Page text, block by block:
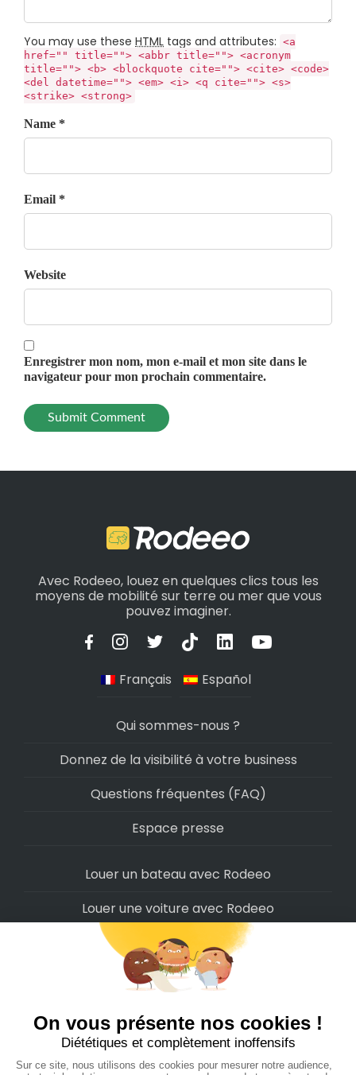
You may use these HTML tags and attributes: <a
href="" title=""> <abbr title=""> <acronym
title=""> <b> <blockquote cite=""> <cite> <code>
<del datetime=""> <em> <i> <q cite=""> <s>
<strike> <strong>
Name *
Email *
Website
Enregistrer mon nom, mon e-mail et mon site dans le
navigateur pour mon prochain commentaire.
Avec Rodeeo, louez en quelques clics tous les
moyens de mobilité sur terre ou mer que vous
pouvez imaginer.
Français Español
Qui sommes-nous ?
Donnez de la visibilité à votre business
Questions fréquentes (FAQ)
Espace presse
Louer un bateau avec Rodeeo
Louer une voiture avec Rodeeo
Louer une moto avec Rodeeo
Louer un scooter avec Rodeeo
Louer un vélo avec Rodeeo
Louer un Camping-Car avec Rodeeo